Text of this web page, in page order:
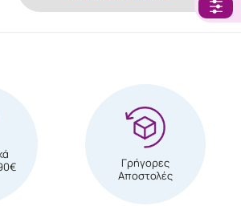
Γρήγορες
Αποστολές